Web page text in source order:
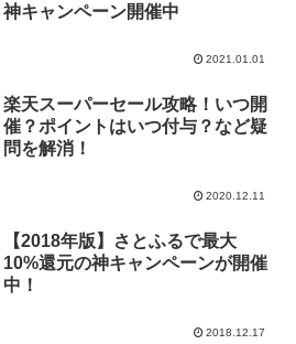
神キャンペーン開催中
2021.01.01
楽天スーパーセール攻略！いつ開
催？ポイントはいつ付与？など疑
問を解消！
2020.12.11
【2018年版】さとふるで最大
10%還元の神キャンペーンが開催
中！
2018.12.17